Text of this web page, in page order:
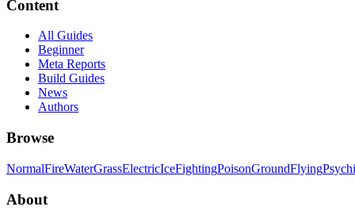
Content
All Guides
Beginner
Meta Reports
Build Guides
News
Authors
Browse
NormalFireWaterGrassElectricIceFightingPoisonGroundFlying
About